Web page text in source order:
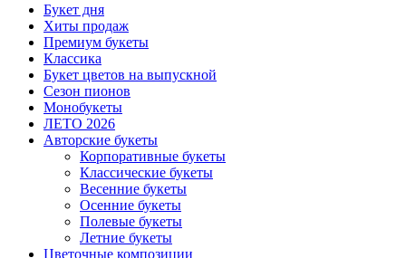
Букет дня
Хиты продаж
Премиум букеты
Классика
Букет цветов на выпускной
Сезон пионов
Монобукеты
ЛЕТО 2026
Авторские букеты
Корпоративные букеты
Классические букеты
Весенние букеты
Осенние букеты
Полевые букеты
Летние букеты
Цветочные композиции